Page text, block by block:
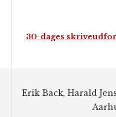
30-dages
Erik Back, Harald